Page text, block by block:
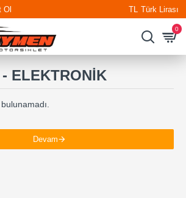
Ol TL Türk Lirası
0
ELEKTRONİK
Devam